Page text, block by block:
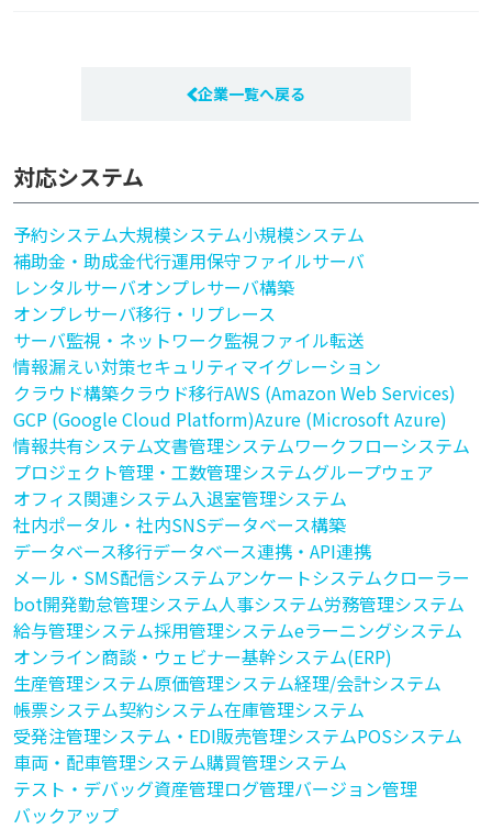
企業一覧へ戻る
対応システム
予約システム大規模システム小規模システム
補助金・助成金代行運用保守ファイルサーバ
レンタルサーバオンプレサーバ構築
オンプレサーバ移行・リプレース
サーバ監視・ネットワーク監視ファイル転送
情報漏えい対策セキュリティマイグレーション
クラウド構築クラウド移行AWS (Amazon Web Services)
GCP (Google Cloud Platform)Azure (Microsoft Azure)
情報共有システム文書管理システムワークフローシステム
プロジェクト管理・工数管理システムグループウェア
オフィス関連システム入退室管理システム
社内ポータル・社内SNSデータベース構築
データベース移行データベース連携・API連携
メール・SMS配信システムアンケートシステムクローラー
bot開発勤怠管理システム人事システム労務管理システム
給与管理システム採用管理システムeラーニングシステム
オンライン商談・ウェビナー基幹システム(ERP)
生産管理システム原価管理システム経理/会計システム
帳票システム契約システム在庫管理システム
受発注管理システム・EDI販売管理システムPOSシステム
車両・配車管理システム購買管理システム
テスト・デバッグ資産管理ログ管理バージョン管理
バックアップ